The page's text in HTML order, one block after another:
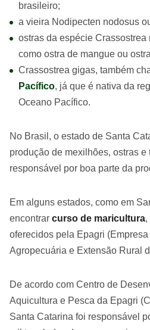
brasileiro;
a vieira Nodipecten nodosus
ostras da espécie
como ostra de mangue ou
Crassostrea gigas, também
Pacífico, já que é nativa da
Oceano Pacífico.
No Brasil, o estado de Santa
produção de mexilhões, ostras
responsável por boa parte da
Em alguns estados, como em
encontrar curso de maricultura,
oferecidos pela Epagri
Agropecuária e Extensão Rural
De acordo com Centro de
Aquicultura e Pesca da Epagri
Santa Catarina foi responsável